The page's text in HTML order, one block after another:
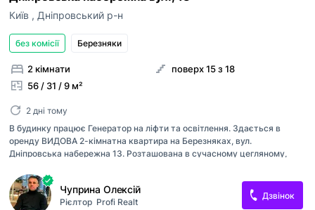
Київ , Дніпровський р-н
без комісії Березняки
2 кімнати
56 / 31 / 9 м²
поверх 15 з 18
2 дні тому
В будинку працює Генератор на ліфти та освітлення. Здається в
оренду ВИДОВА 2-кімнатна квартира на Березняках, вул.
Дніпровська набережна 13. Розташована в сучасному цегляному,
Ідеальне життя біля води! Квартира з двома великими роздільними
кімнатами (18м2 та 12м2), роздільним санвузлом, великою кухнею
(9м2) та балконом. Квартира у житловому стані. Кухня та кімнати
Чуприна Олексій
Рієлтор Profi Realt
Дзвінок